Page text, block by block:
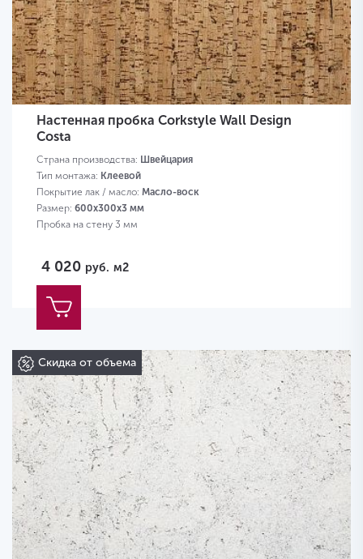
Настенная пробка Corkstyle Wall Design
Costa
Страна производства: Швейцария
Тип монтажа: Клеевой
Покрытие лак / масло: Масло-воск
Размер: 600х300х3 мм
Пробка на стену 3 мм
4 020 руб. м2
Скидка от объема